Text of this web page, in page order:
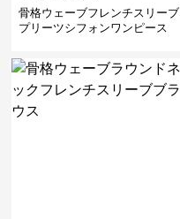
骨格ウェーブフレンチスリーブ
プリーツシフォンワンピース